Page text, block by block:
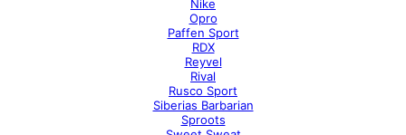
Nike
Opro
Paffen Sport
RDX
Reyvel
Rival
Rusco Sport
Siberias Barbarian
Sproots